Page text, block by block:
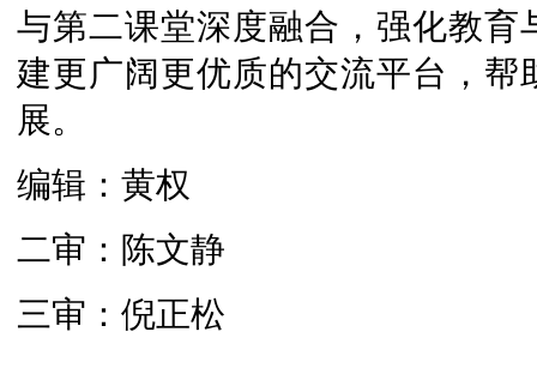
与第二课堂深度融合，强化教
建更广阔更优质的交流平台，
展。
编辑：黄权
二审：陈文静
三审：倪正松